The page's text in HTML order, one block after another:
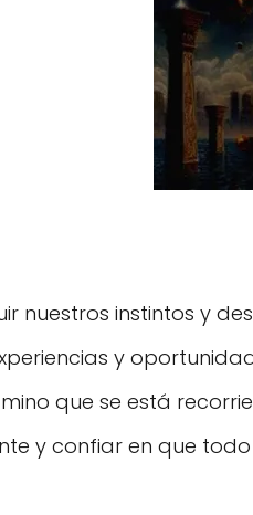
nuestros instintos y
y
que se está
y confiar en que